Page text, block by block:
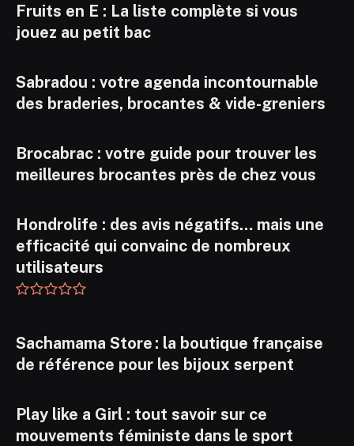
Fruits en E : La liste complète si vous
jouez au petit bac
Sabradou : votre agenda incontournable
des braderies, brocantes & vide-greniers
Brocabrac : votre guide pour trouver les
meilleures brocantes près de chez vous
Hondrolife : des avis négatifs… mais une
efficacité qui convainc de nombreux
utilisateurs
Sachamama Store : la boutique française
de référence pour les bijoux serpent
Play like a Girl : tout savoir sur ce
mouvements féministe dans le sport